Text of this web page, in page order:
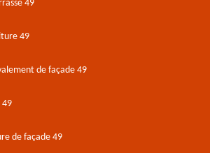
49
49
de façade 49
49
de façade 49